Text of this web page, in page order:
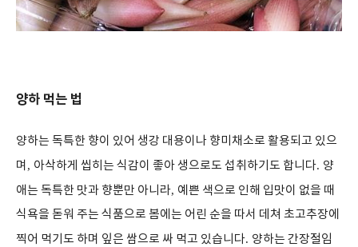
양하 먹는 법
양하는 독특한 향이 있어 생강 대용이나 향미채소로 활용되고 있으
며 , 아삭하게 씹히는 식감이 좋아 생으로도 섭취하기도 합니다. 양
애는 독특한 맛과 향뿐만 아니라, 예쁜 색으로 인해 입맛이 없을 때
식욕을 돋워 주는 식품으로 봄에는 어린 순을 따서 데쳐 초고추장에
찍어 먹기도 하며 잎은 쌈으로 싸 먹고 있습니다. 양하는 간장절임